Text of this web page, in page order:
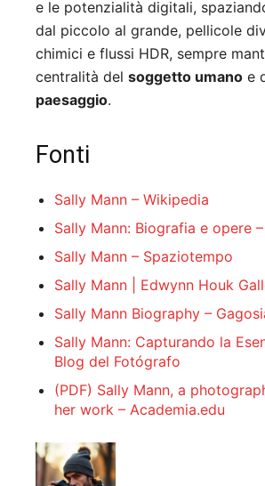
e le potenzialità digitali,
dal piccolo al grande, pellicole
chimici e flussi HDR, sempre
centralità del soggetto umano e
paesaggio.
Fonti
Sally Mann – Wikipedia
Sally Mann: Biografia e opere
Sally Mann – Spaziotempo
Sally Mann | Edwynn Houk
Sally Mann Biography –
Sally Mann: Capturando la
Blog del Fotógrafo
(PDF) Sally Mann, a
her work – Academia.edu